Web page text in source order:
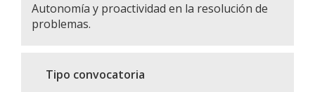
Autonomía y proactividad en la resolución de
problemas.
Tipo convocatoria